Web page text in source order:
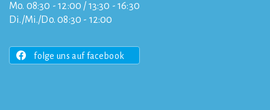
Mo. 08:30 - 12:00 / 13:30 - 16:30
Di./Mi./Do. 08:30 - 12:00
folge uns auf facebook